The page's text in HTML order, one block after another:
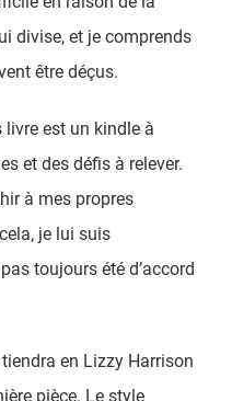
divise, et je comprends
être déçus.
est un kindle à
et des défis à relever.
à mes propres
je lui suis
toujours été d’accord
en Lizzy Harrison
pièce. Le style